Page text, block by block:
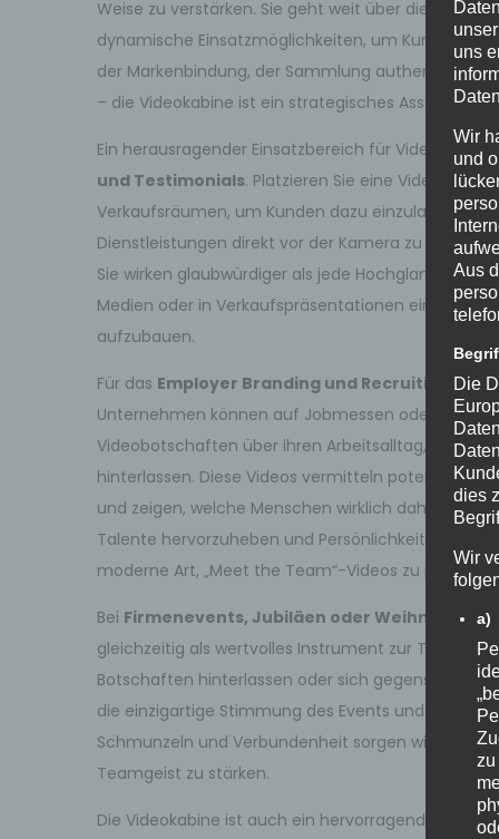
Weise zu verstärken. Sie geht weit über die
dynamische Einsatzmöglichkeiten, um Kunden,
der Markenbindung, der Sammlung authentischen
– die Videokabine ist ein strategisches Asset für
Ein herausragender Einsatzbereich für
und Testimonials. Platzieren Sie eine
Verkaufsräumen, um Kunden dazu einzuladen,
Dienstleistungen direkt vor der Kamera zu teilen.
Sie wirken glaubwürdiger als jede
Medien oder in Verkaufspräsentationen
aufzubauen.
Für das Employer Branding und Recruiting
Unternehmen können auf Jobmessen oder
Videobotschaften über ihren Arbeitsalltag, die
hinterlassen. Diese Videos vermitteln potenziellen
und zeigen, welche Menschen wirklich
Talente hervorzuheben und Persönlichkeiten
moderne Art, „Meet the Team“-Videos zu
Bei Firmenevents, Jubiläen oder
gleichzeitig als wertvolles Instrument zur
Botschaften hinterlassen oder sich gegenseitig zu
die einzigartige Stimmung des Events und schafft
Schmunzeln und Verbundenheit sorgen wird. Die
Teamgeist zu stärken.
Die Videokabine ist auch ein hervorragendes
uns
Wir
und
Aus
Die
dies
Wir
a)